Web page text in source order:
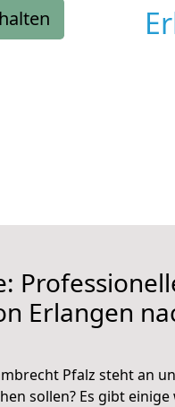
Erlangen
Pfalz steht an
sollen? Es gibt